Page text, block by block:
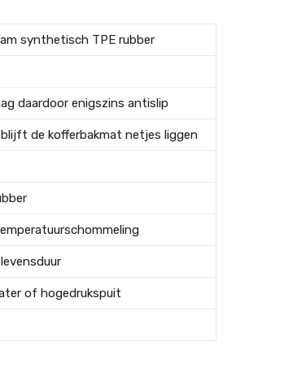
synthetisch TPE rubber
daardoor enigszins antislip
de kofferbakmat netjes liggen
of hogedrukspuit